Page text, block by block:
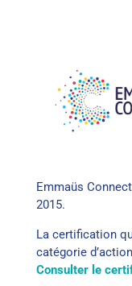
Emmaüs
2015.
La certification
catégorie
Consulter le